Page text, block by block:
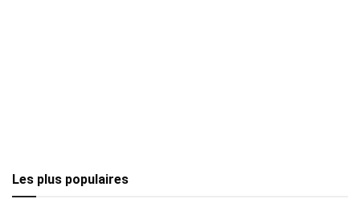
Les plus populaires